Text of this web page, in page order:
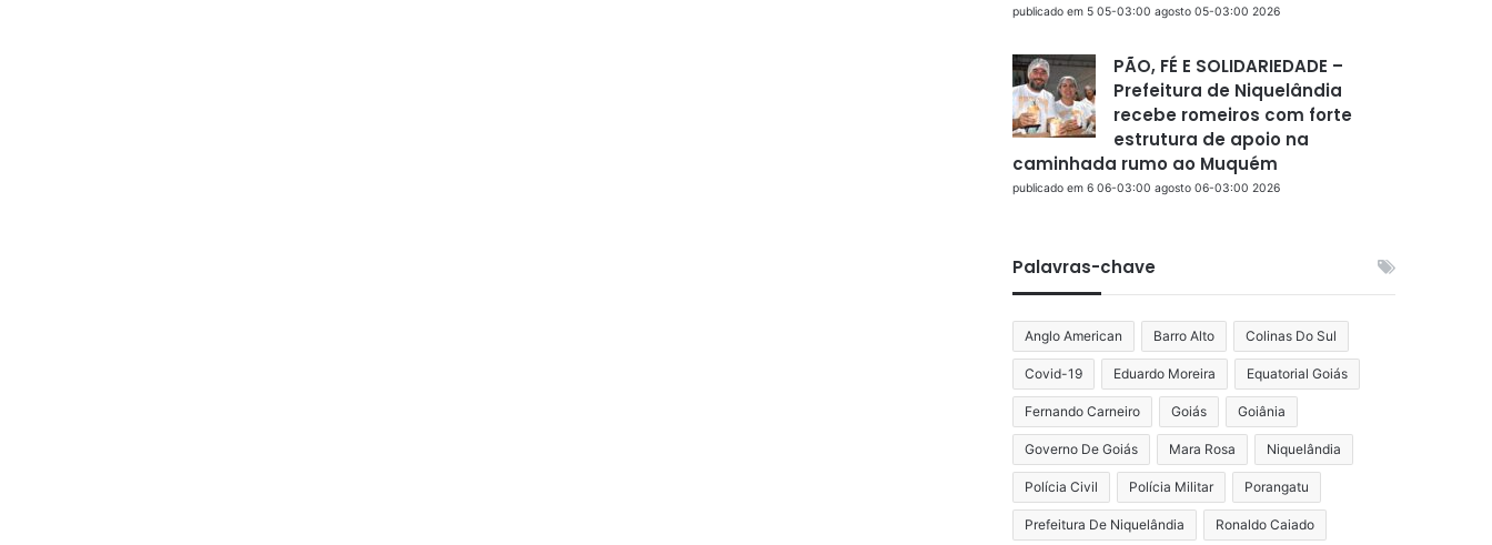
publicado em 5 05-03:00 agosto 05-03:00 2026
PÃO, FÉ E SOLIDARIEDADE –
Prefeitura de Niquelândia
recebe romeiros com forte
estrutura de apoio na
caminhada rumo ao Muquém
publicado em 6 06-03:00 agosto 06-03:00 2026
Palavras-chave
Anglo American Barro Alto Colinas Do Sul
Covid-19 Eduardo Moreira Equatorial Goiás
Fernando Carneiro Goiás Goiânia
Governo De Goiás Mara Rosa Niquelândia
Polícia Civil Polícia Militar Porangatu
Prefeitura De Niquelândia Ronaldo Caiado